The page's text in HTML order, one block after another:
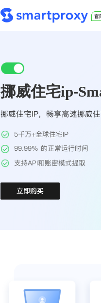
挪威住宅ip-
挪威住宅IP，畅享高速挪威
5千万+全球住宅IP
99.99% 的正常运行时间
支持API和账密模式提取
立即购买